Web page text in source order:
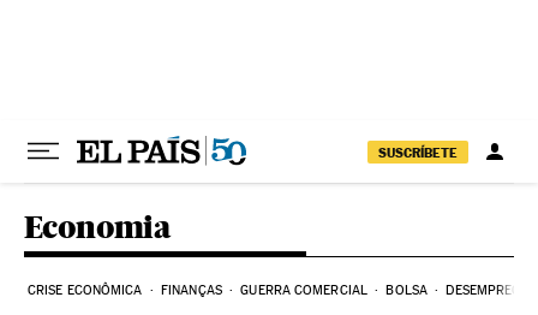
SUSCRÍBETE
Economia
CRISE ECONÔMICA FINANÇAS GUERRA COMERCIAL BOLSA DESEMPREGO